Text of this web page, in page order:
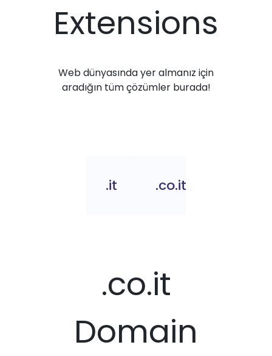
Extensions
Web dünyasında yer almanız için
aradığın tüm çözümler burada!
.it .co.it
.co.it
Domain